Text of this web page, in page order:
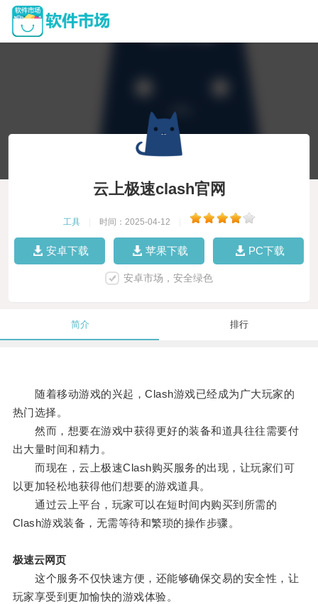
云上极速clash官网
工具 时间：2025-04-12
安卓下载 苹果下载 PC下载
安卓市场，安全绿色
简介 排行
随着移动游戏的兴起，Clash游戏已经成为广大玩家的
热门选择。
然而，想要在游戏中获得更好的装备和道具往往需要付
出大量时间和精力。
而现在，云上极速Clash购买服务的出现，让玩家们可
以更加轻松地获得他们想要的游戏道具。
通过云上平台，玩家可以在短时间内购买到所需的
Clash游戏装备，无需等待和繁琐的操作步骤。
极速云网页
这个服务不仅快速方便，还能够确保交易的安全性，让
玩家享受到更加愉快的游戏体验。